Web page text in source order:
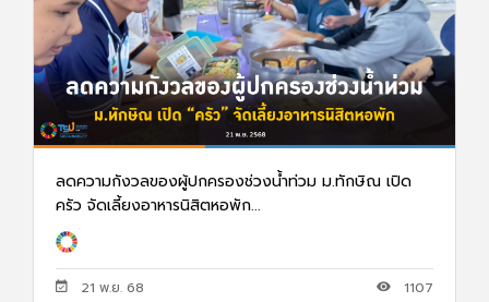
ลดความกังวลของผู้ปกครองช่วงน้ำท่วม ม.ทักษิณ เปิด
ครัว จัดเลี้ยงอาหารนิสิตหอพัก...
21 พ.ย. 68 1107